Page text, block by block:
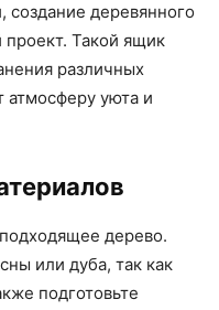
создание деревянного
Такой ящик
различных
атмосферу уюта и
дерево.
или дуба, так как
подготовьте